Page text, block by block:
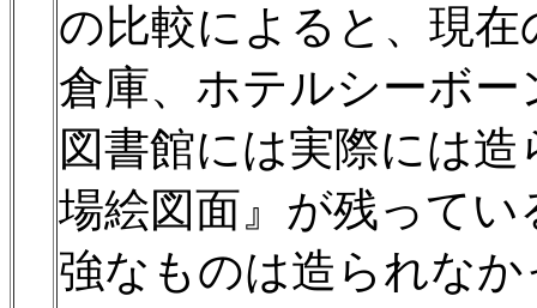
の比較によると、現
倉庫、ホテルシーボ
図書館には実際には
場絵図面』が残ってい
強なものは造られな